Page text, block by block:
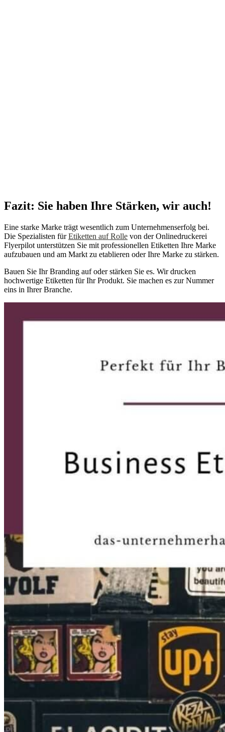
Fazit: Sie haben Ihre Stärken, wir auch!
Eine starke Marke trägt wesentlich zum Unternehmenserfolg bei.
Die Spezialisten fürEtiketten auf Rolle von der Onlinedruckerei
Flyerpilot unterstützen Sie mit professionellen Etiketten Ihre Marke
aufzubauen und am Markt zu etablieren oder Ihre Marke zu stärken.
Bauen Sie Ihr Branding auf oder stärken Sie es. Wir drucken
hochwertige Etiketten für Ihr Produkt. Sie machen es zur Nummer
eins in Ihrer Branche.